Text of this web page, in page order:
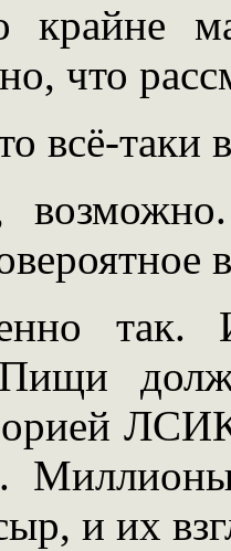
крайне
что
всё-таки
так.
и их